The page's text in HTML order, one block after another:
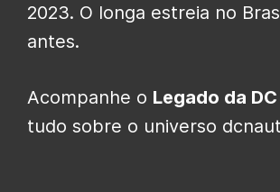
2023. O longa estreia no
antes.
Acompanhe o Legado da DC
tudo sobre o universo